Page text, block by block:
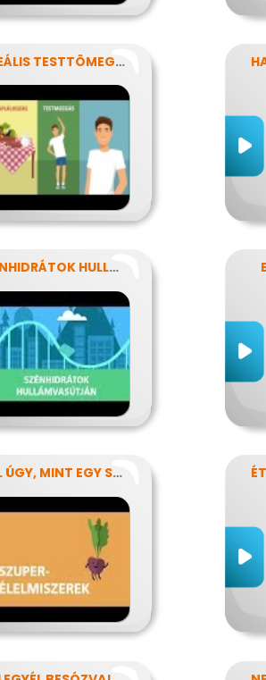
AZ IDEÁLIS TESTTÖMEG TITKAI
A SZÉNHIDRÁTOK HULLÁMVASÚTJÁN
EGYÉL ÚGY, MINT EGY SZUPERHŐS!